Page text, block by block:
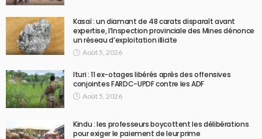
Kasaï : un diamant de 48 carats disparaît avant
expertise, l’Inspection provinciale des Mines dénonce
un réseau d’exploitation illicite
Août 5, 2026
Ituri : 11 ex-otages libérés après des offensives
conjointes FARDC-UPDF contre les ADF
Août 5, 2026
Kindu : les professeurs boycottent les délibérations
pour exiger le paiement de leur prime